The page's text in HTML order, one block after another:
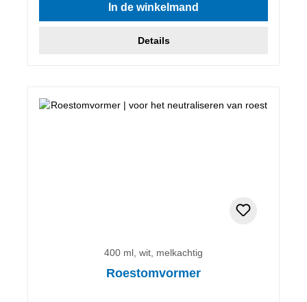
In de winkelmand
Details
400 ml, wit, melkachtig
Roestomvormer